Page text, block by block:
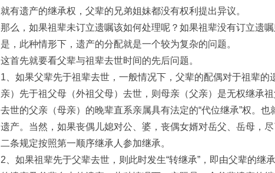
就有遗产的继承权，父辈的兄弟姐妹都没有权利提出异议。
那么，如果祖辈未订立遗嘱该如何处理呢？如果祖辈没有订立遗
是，此种情形下，遗产的分配就是一个较为复杂的问题。
这首先就要看父辈与祖辈去世时间的先后问题。
1、如果父辈先于祖辈去世，一般情况下，父辈的配偶对于祖辈
亲）先于祖父母（外祖父母）去世，则母亲（父亲）是无权继承
去世的父亲（母亲）的晚辈直系亲属具有法定的“代位继承”权。
遗产。当然，如果丧偶儿媳对公、婆，丧偶女婿对岳父、岳母，
二条规定按照第一顺序继承人参加继承。
2、如果祖辈先于父辈去世，则此时发生“转继承”，即由父辈的继